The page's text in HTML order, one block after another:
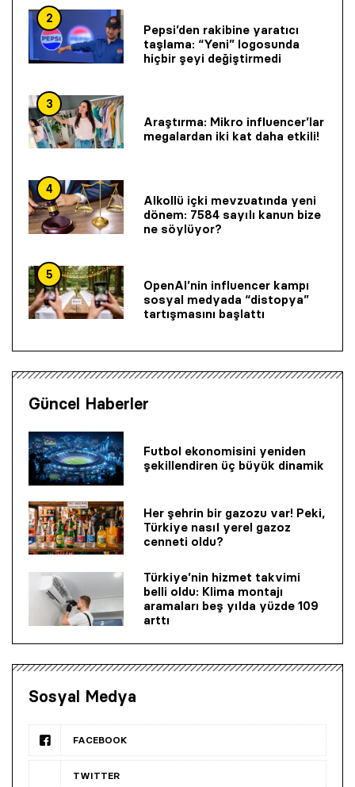
2
Pepsi’den rakibine yaratıcı
taşlama: “Yeni” logosunda
hiçbir şeyi değiştirmedi
3
Araştırma: Mikro influencer’lar
megalardan iki kat daha etkili!
4
Alkollü içki mevzuatında yeni
dönem: 7584 sayılı kanun bize
ne söylüyor?
5
OpenAI’nin influencer kampı
sosyal medyada “distopya”
tartışmasını başlattı
Güncel Haberler
Futbol ekonomisini yeniden
şekillendiren üç büyük dinamik
Her şehrin bir gazozu var! Peki,
Türkiye nasıl yerel gazoz
cenneti oldu?
Türkiye’nin hizmet takvimi
belli oldu: Klima montajı
aramaları beş yılda yüzde 109
arttı
Sosyal Medya
FACEBOOK
TWITTER